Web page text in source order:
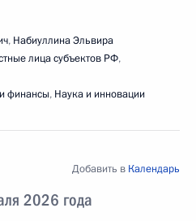
, Набиуллина Эльвира
лица субъектов РФ,
финансы, Наука и инновации
2026 года
Добавить в Календарь